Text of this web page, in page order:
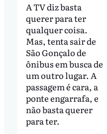
A TV diz basta
querer para ter
qualquer coisa.
Mas, tenta sair de
São Gonçalo de
ônibus em busca de
um outro lugar. A
passagem é cara, a
ponte engarrafa, e
não basta querer
para ter.